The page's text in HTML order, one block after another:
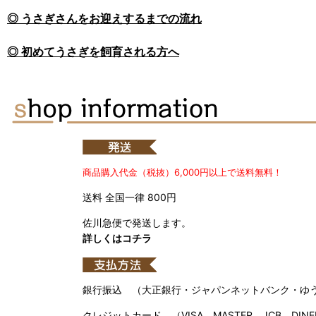
◎ うさぎさんをお迎えするまでの流れ
◎ 初めてうさぎを飼育される方へ
商品購入代金（税抜）6,000円以上で送料無料！
送料 全国一律 800円
佐川急便で発送します。
詳しくはコチラ
銀行振込 （大正銀行・ジャパンネットバンク・ゆ